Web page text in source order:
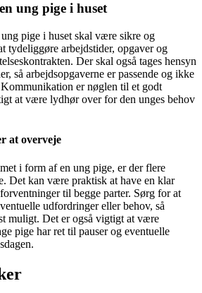
ung pige i huset
pige i huset skal være sikre og
tydeliggøre arbejdstider, opgaver og
Der skal også tages hensyn
så arbejdsopgaverne er passende og ikke
er nøglen til et godt
at være lydhør over for den unges behov
at overveje
i form af en ung pige, er der flere
Det kan være praktisk at have en klar
til begge parter. Sørg for at
udfordringer eller behov, så
muligt. Det er også vigtigt at være
pige har ret til pauser og eventuelle